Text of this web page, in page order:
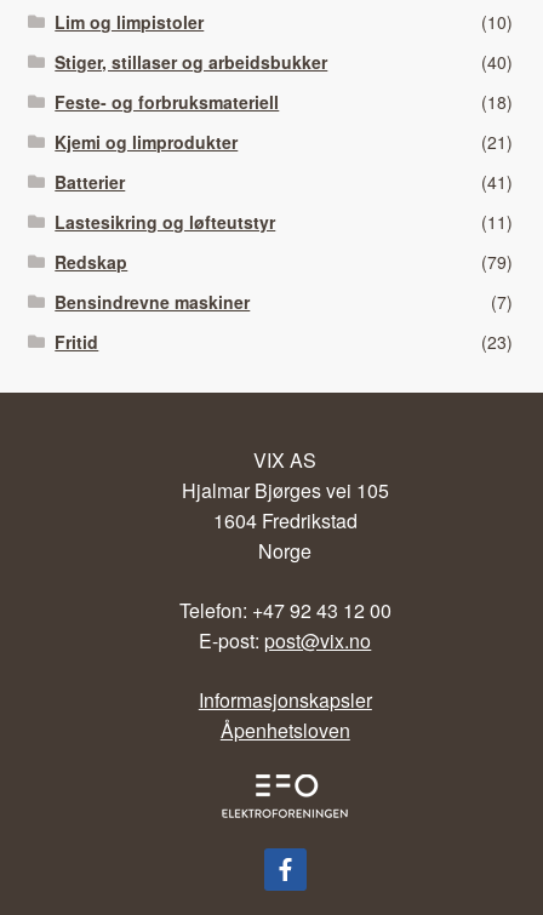
Lim og limpistoler
(10)
Stiger, stillaser og arbeidsbukker
(40)
Feste- og forbruksmateriell
(18)
Kjemi og limprodukter
(21)
Batterier
(41)
Lastesikring og løfteutstyr
(11)
Redskap
(79)
Bensindrevne maskiner
(7)
Fritid
(23)
VIX AS
Hjalmar Bjørges vei 105
1604 Fredrikstad
Norge
Telefon: +47 92 43 12 00
E-post:post@vix.no
Informasjonskapsler
Åpenhetsloven